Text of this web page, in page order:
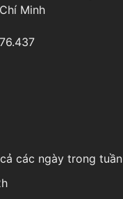
Minh
các ngày trong tuần